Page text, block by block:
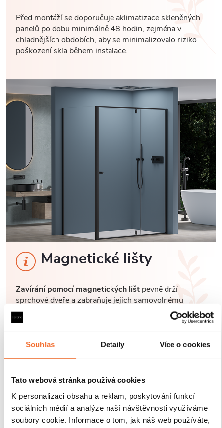
Souhlas Detaily Více o cookies
Tato webová stránka používá cookies
K personalizaci obsahu a reklam, poskytování funkcí
sociálních médií a analýze naší návštěvnosti využíváme
soubory cookie. Informace o tom, jak náš web používáte,
Před montáží se doporučuje aklimatizace skleněných
panelů po dobu minimálně 48 hodin, zejména v
chladnějších obdobích, aby se minimalizovalo riziko
poškození skla během instalace.
Magnetické lišty
Zavírání pomocí magnetických lišt pevně drží
sprchové dveře a zabraňuje jejich samovolnému
otevírání. Lišty jsou umístěny na hraně dveří a rámu
nebo mezi dvěma skleněnými křídly, kde magnety